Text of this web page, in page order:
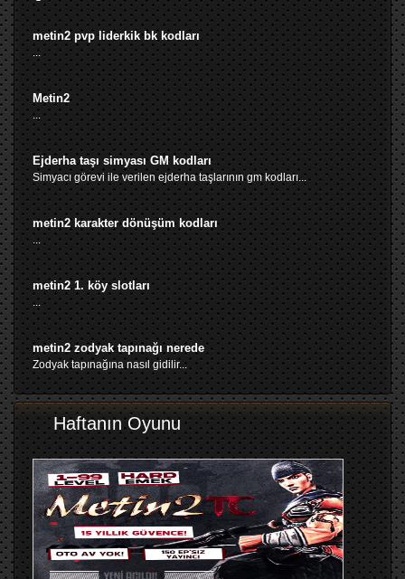
metin2 pvp liderkik bk kodları
...
Metin2
...
Ejderha taşı simyası GM kodları
Simyacı görevi ile verilen ejderha taşlarının gm kodları...
metin2 karakter dönüşüm kodları
...
metin2 1. köy slotları
...
metin2 zodyak tapınağı nerede
Zodyak tapınağına nasıl gidilir...
Haftanın Oyunu